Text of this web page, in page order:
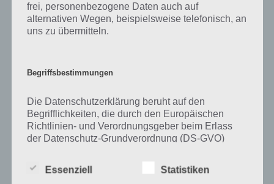
Tweet auf Twitter
Mehr Artikel hier auf Touchportal
frei, personenbezogene Daten auch auf
alternativen Wegen, beispielsweise telefonisch, an
uns zu übermitteln.
Begriffsbestimmungen
Die Datenschutzerklärung beruht auf den
Begrifflichkeiten, die durch den Europäischen
Richtlinien- und Verordnungsgeber beim Erlass
der Datenschutz-Grundverordnung (DS-GVO)
soll sowohl für die Öffentlichkeit als auch für
unsere Kunden und Geschäftspartner einfach
Essenziell Statistiken